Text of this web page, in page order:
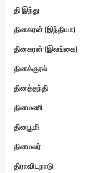
தி இந்து
தினகரன் (இந்தியா)
தினகரன் (இலங்கை)
தினக்குரல்
தினத்தந்தி
தினமணி
தினபூமி
தினமலர்
திராவிடநாடு